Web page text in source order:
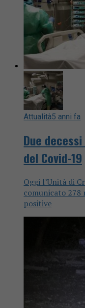
Attualità5 anni fa
Due
del Covid-19
Oggi l’Unità di
comunicato 278
positive